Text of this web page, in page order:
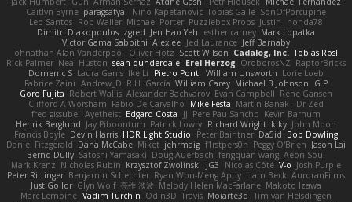
Caitlyn Byrne paragsatyal Nino Kapetanovic Tobias Gallé SonOfPorcupine
Leo Santos Rob Waller Michael Porter Puzzlebox Props Justin
honda78
Dimitri Diakopoulos zgred Jen Hao Yeh esther carney Mark Lopatka
Victor Gama Sabbithi Alexlee Jed Laurance Jeff Barnaby
Johnathan Alan Vanderpool Oliver Hotz Scott Wilson Cadalog, Inc. Tobias Rösli
Rick Palmer Neal Huston sean dunderdale Erel Herzog OroborosNZ RaptorBricks
Domenic S Laura Ganis Ike Li Pietro Ponti William Unsworth Lorie Loeb
Fabrice Zaini Andrew_D R.H. García William Carey Michael B Johnson
G.P
Goro Fujita Robert Wallis Alexander Bachvarov Evan Campbell Rene Gansen
Clifford A Worsham Fábio De Carvalho Mike Festa Martin Banak - Dr Zed
fred gissubel Ayetheist Edgard Costa JJ Pere Pau Sancho Kevin Barnum
Henrik Berglund Jay Piboontum Patrick Lowry Richard Wright kiky John Moon
Francis Boyle Devin Harris HDR Light Studio Peter Baintner Da5id Bob Dowling
Daniel Fitzgerald Dana McCabe Miket jehrmaig f1rstpers0n Peggy O'Brien Jason Lai
Bernd Dully Satoshi Yamasaki Doug Auerbach fengquan wang Aeon Soul
Mark Krenz Nicholas Rubin Krzysztof Zwolinski JG3 Nicolas Côté V-o Josh Purple
Peter Rittinger Benjamin Schechter Ryan Won-Meng Apuy Liam Beck AuroranFilms
Just Gollor Glyn Wolf 亮作 淡波 Melody Helen MacFarlane Makoto Izawa
Marc Lemoine Vadim Turchin Odin3D Travis Moiarte3d Tim van Helsdingen